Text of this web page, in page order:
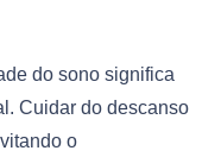
do sono significa
Cuidar do descanso
o